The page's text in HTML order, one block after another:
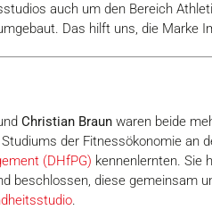
auch um den Bereich
Das hilft uns, die Marke
Christian Braun waren beide
der Fitnessökonomie an
(DHfPG) kennenlernten. Sie
beschlossen, diese gemeinsam
.